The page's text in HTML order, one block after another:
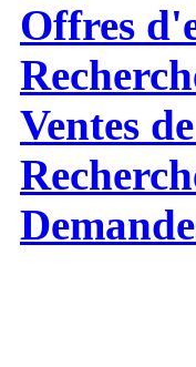
Offres
Ventes